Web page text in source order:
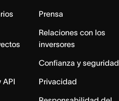
API
Prensa
Relaciones con los
inversores
Confianza y seguridad
Privacidad